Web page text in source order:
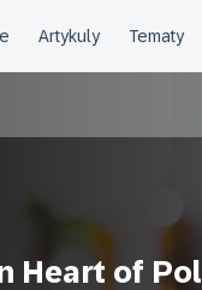
Heart of